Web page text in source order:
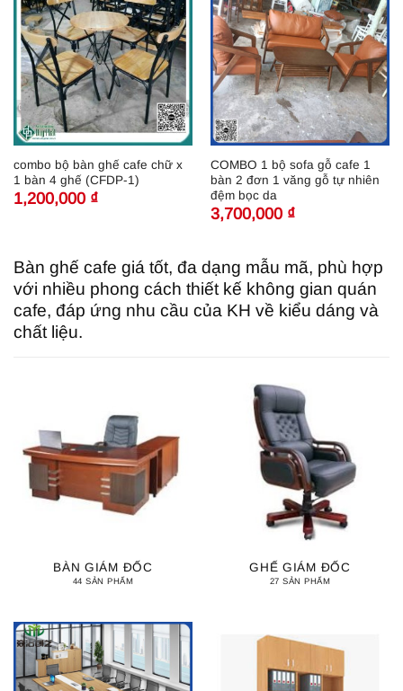
combo bộ bàn ghế cafe chữ x
1 bàn 4 ghế (CFDP-1)
1,200,000 ₫
COMBO 1 bộ sofa gỗ cafe 1
bàn 2 đơn 1 văng gỗ tự nhiên
đệm bọc da
3,700,000 ₫
Bàn ghế cafe giá tốt, đa dạng mẫu mã, phù hợp
với nhiều phong cách thiết kế không gian quán
cafe, đáp ứng nhu cầu của KH về kiểu dáng và
chất liệu.
BÀN GIÁM ĐỐC
44 SẢN PHẨM
GHẾ GIÁM ĐỐC
27 SẢN PHẨM